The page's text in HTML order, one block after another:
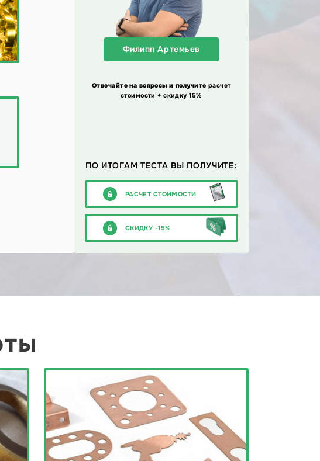
Филипп Артемьев
Отвечайте на вопросы и получите расчет
стоимости + скидку 15%
ПО ИТОГАМ ТЕСТА ВЫ ПОЛУЧИТЕ:
РАСЧЕТ СТОИМОСТИ
СКИДКУ -15%